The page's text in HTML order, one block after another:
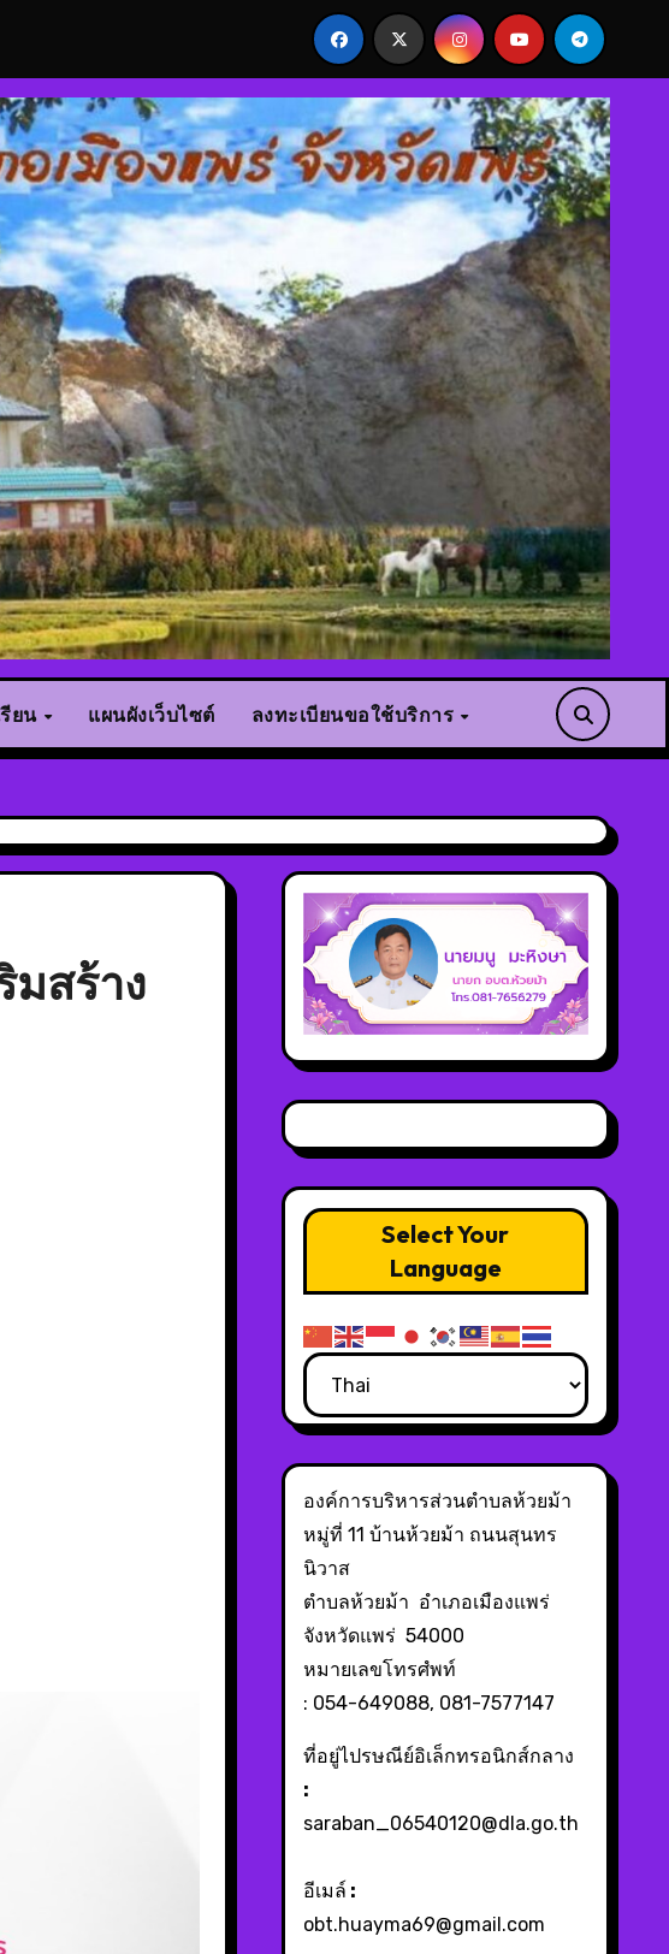
ยน แผนผังเว็บไซต์ ลงทะเบียนขอใช้บริการ
สร้าง
Select Your
Language
องค์การบริหารส่วนตำบลห้วยม้า
หมู่ที่ 11 บ้านห้วยม้า ถนนสุนทร
นิวาส
ตำบลห้วยม้า อำเภอเมืองแพร่
จังหวัดแพร่ 54000
หมายเลขโทรศํพท์
: 054-649088, 081-7577147
ที่อยู่ไปรษณีย์อิเล็กทรอนิกส์กลาง
:
saraban_06540120@dla.go.th
อีเมล์ :
obt.huayma69@gmail.com